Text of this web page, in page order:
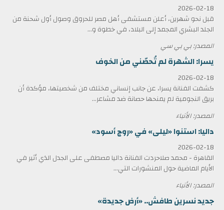
2026-02-18
قبل نحو شهرين، أعلن مستشفى أهل مصر للحروق وصول أول شحنة من
الجلد البشري المجمد إلى البلاد، في خطوة و...
المصدر: بي بي سي
يسرا: الشهرة لم تُحصّني من الخوف
2026-02-18
كشفت الفنانة يسرا، عن جانب إنساني مختلف من شخصيتها، مؤكدة أن
بريق النجومية لم يمنحها حصانة ضد مشاعر...
المصدر: الأنباء
داليا: استنوا «ليلى» في «روج أسود»
2026-02-18
القاهرة - محمد صلاحردت الفنانة داليا مصطفى على الجدل الذي أثير في
الأيام الماضية حول المنشورات التي...
المصدر: الأنباء
جديد نسرين طافش.. «أرض جديدة»